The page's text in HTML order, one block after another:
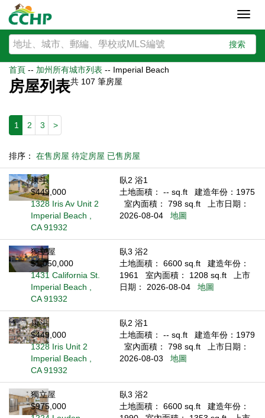
搜索
首頁 -- 加州所有城市列表 -- Imperial Beach
房屋列表共 107 筆房屋
1 2 3 >
排序： 在售房屋 待定房屋 已售房屋
康斗
$449,000
1328 Iris Av Unit 2
Imperial Beach ,
CA 91932
臥2 浴1
土地面積： -- sq.ft
建造年份：1975
室內面積： 798 sq.ft
上市日期：
2026-08-04
地圖
獨立屋
$1,050,000
1431 California St.
Imperial Beach ,
CA 91932
臥3 浴2
土地面積： 6600 sq.ft
建造年份：
1961
室內面積： 1208 sq.ft
上市
日期： 2026-08-04
地圖
康斗
$449,000
1328 Iris Unit 2
Imperial Beach ,
CA 91932
臥2 浴1
土地面積： -- sq.ft
建造年份：1979
室內面積： 798 sq.ft
上市日期：
2026-08-03
地圖
獨立屋
$975,000
臥3 浴2
土地面積： 6600 sq.ft
建造年份：